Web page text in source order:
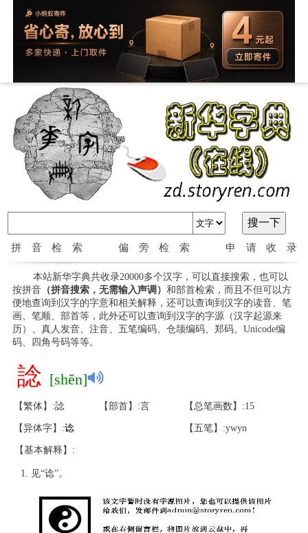
拼音检索 偏旁检索 申请收录
本站新华字典共收录20000多个汉字，可以直接搜索，也可以
按拼音（拼音搜索，无需输入声调） 和部首检索，而且不但可以方
便地查询到汉字的字意和相关解释，还可以查询到汉字的读音、笔
画、笔顺、部首等，此外还可以查询到汉字的字源（汉字起源来
历）、真人发音、注音、五笔编码、仓颉编码、郑码、Unicode编
码、四角号码等等。
諗 [shěn]
【繁体】:諗 【部首】:言 【总笔画数】:15
【异体字】:谂 【五笔】:ywyn
【基本解释】:
见“谂”。